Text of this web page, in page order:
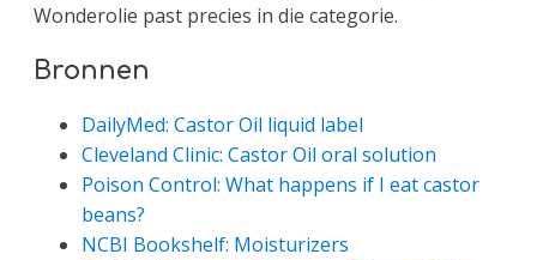
Wonderolie past precies in die categorie.
Bronnen
DailyMed: Castor Oil liquid label
Cleveland Clinic: Castor Oil oral solution
Poison Control: What happens if I eat castor
beans?
NCBI Bookshelf: Moisturizers